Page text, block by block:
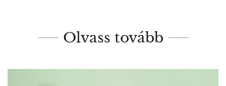
Olvass tovább